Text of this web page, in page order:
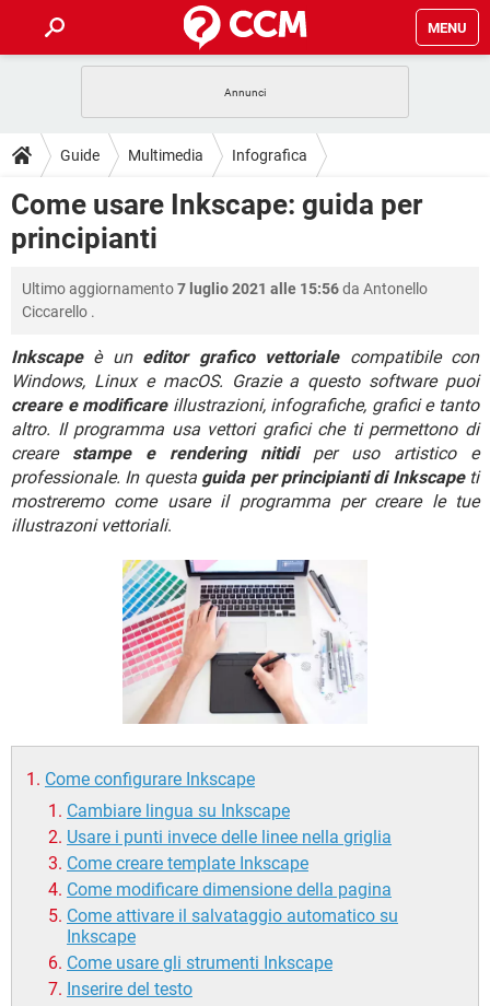
MENU
INTRATTENIMENTO ANDROID
iOS WINDOWS 10
INSTAGRAM
HARDWARE
GUIDE
COVID-19
INTRATTENIMENTO ANDROID
INSTAGRAM WHATSAPP
HARDWARE
DOWNLOAD
COVID-19
iOS
INSTAGRAM WHATSAPP
TIKTOK FACEBOOK
HARDWARE
FORUM
COVID-19 GAMING
iOS WINDOWS 10
INSTAGRAM WHATSAPP
TIKTOK FACEBOOK
HARDWARE
GLOSSARIO
COVID-19 GAMING
INTRATTENIMENTO ANDROID
iOS WINDOWS 10
INSTAGRAM WHATSAPP
TIKTOK FACEBOOK
HARDWARE
Guide Multimedia Infografica
Come usare Inkscape: guida per
principianti
Ultimo aggiornamento7 luglio 2021 alle 15:56da Antonello
Ciccarello .
Inkscapeè un editor grafico vettorialecompatibile con
Windows, Linux e macOS. Grazie a questo software puoi
creare e modificareillustrazioni, infografiche, grafici e tanto
altro. Il programma usa vettori grafici che ti permettono di
creare stampe e rendering nitidiper uso artistico e
professionale. In questa guida per principianti di Inkscapeti
mostreremo come usare il programma per creare le tue
illustrazoni vettoriali.
Come configurare Inkscape
Cambiare lingua su Inkscape
Usare i punti invece delle linee nella griglia
Come creare template Inkscape
Come modificare dimensione della pagina
Come attivare il salvataggio automatico su
Inkscape
Come usare gli strumenti Inkscape
Inserire del testo